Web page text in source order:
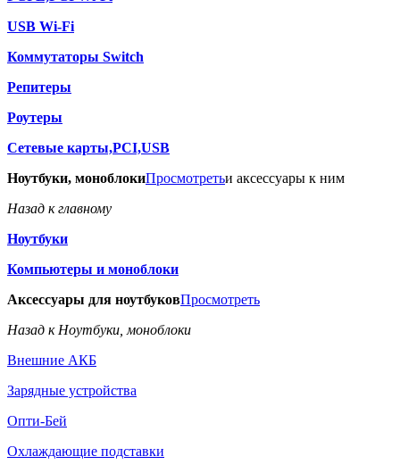
USB Wi-Fi
Коммутаторы Switch
Репитеры
Роутеры
Сетевые карты,PCI,USB
Ноутбуки, моноблокиПросмотретьи аксессуары к ним
Назад к главному
Ноутбуки
Компьютеры и моноблоки
Аксессуары для ноутбуковПросмотреть
Назад к Ноутбуки, моноблоки
Внешние АКБ
Зарядные устройства
Опти-Бей
Охлаждающие подставки